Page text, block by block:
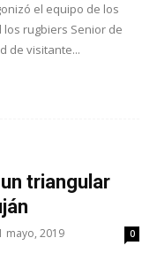
el equipo de los
los rugbiers Senior de
de visitante...
triangular
mayo, 2019 0